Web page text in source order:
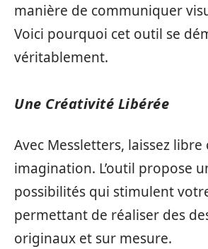
manière de communiquer
Voici pourquoi cet outil se
véritablement.
Une Créativité Libérée
Avec Messletters, laissez
imagination. L’outil propose
possibilités qui stimulent
permettant de réaliser des
originaux et sur mesure.